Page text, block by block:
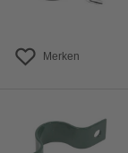
Merken